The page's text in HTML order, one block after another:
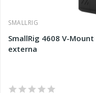
SMALLRIG
SmallRig 4608 V-
externa